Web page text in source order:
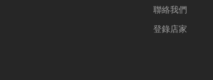
聯絡我們
登錄店家